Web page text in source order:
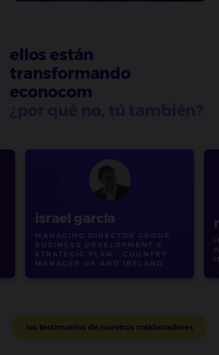
ellos están
transformando
econocom
mario villa
INTEGRATOR LEADER DE
WORKPLACE E
INFRAESTRUCTURA
los testimonios de nuestros colaboradores